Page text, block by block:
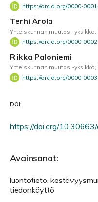
https://orcid.org/0000-
Terhi Arola
Yhteiskunnan muutos -
https://orcid.org/0000-
Riikka Paloniemi
Yhteiskunnan muutos -
https://orcid.org/0000-
DOI:
https://doi.org/
Avainsanat:
luontotieto,
tiedonkäyttö